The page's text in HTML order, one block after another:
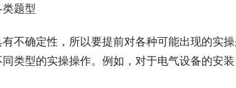
类题型
不确定性，所以要提前对各种可能出现的实
类型的实操操作。例如，对于电气设备的安